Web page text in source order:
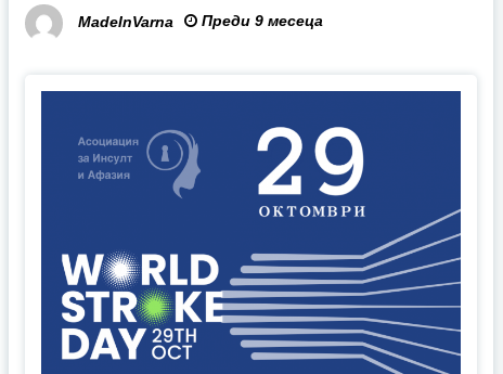
MadeInVarna Преди 9 месеца